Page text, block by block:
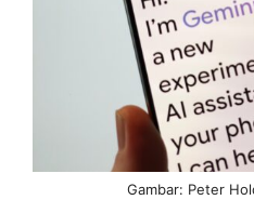
Gambar: Peter